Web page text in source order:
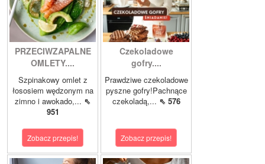
PRZECIWZAPALNE
OMLETY....
Szpinakowy omlet z
łososiem wędzonym na
zimno i awokado,... ⇖
951
Zobacz przepis!
Czekoladowe
gofry....
Prawdziwe czekoladowe
pyszne gofry!Pachnące
czekoladą,... ⇖ 576
Zobacz przepis!